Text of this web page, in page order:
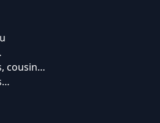
cousin…